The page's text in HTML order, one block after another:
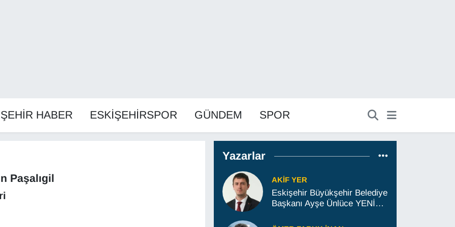
HABER ESKİŞEHİRSPOR GÜNDEM SPOR
Paşalıgil
Yazarlar
AKIF YER
Eskişehir Büyükşehir Belediye
Başkanı Ayşe Ünlüce YENİ
gelişmeler